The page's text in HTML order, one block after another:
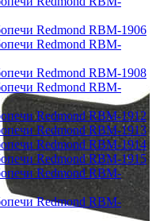
Redmond RBM-1906
Redmond RBM-
Redmond RBM-1908
Redmond RBM-
Redmond RBM-1912
Redmond RBM-1913
Redmond RBM-1914
Redmond RBM-1915
Redmond RBM-
Redmond RBM-